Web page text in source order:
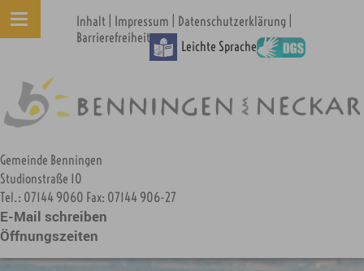
Leichte Sprache
Inhalt Impressum Datenschutzerklärung
Barrierefreiheit
Gemeinde Benningen
Studionstraße 10
Tel.: 07144 9060 Fax: 07144 906-27
E-Mail schreiben
Öffnungszeiten